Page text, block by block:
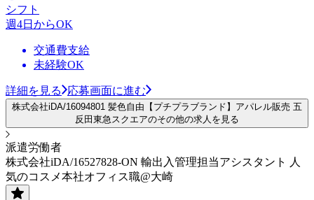
シフト
週4日からOK
交通費支給
未経験OK
詳細を見る 応募画面に進む
株式会社iDA/16094801 髪色自由【プチプラブランド】アパレル販売 五
反田東急スクエアのその他の求人を見る
派遣労働者
株式会社iDA/16527828-ON 輸出入管理担当アシスタント 人
気のコスメ本社オフィス職@大崎